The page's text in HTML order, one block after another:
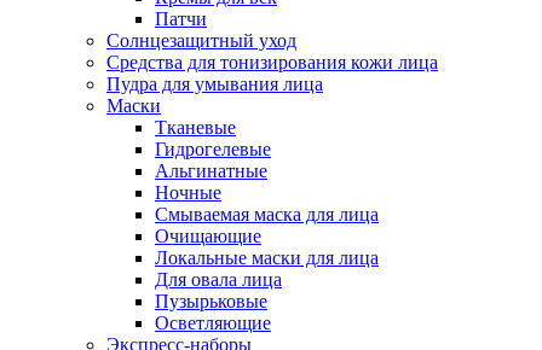
Патчи
Солнцезащитный уход
Средства для тонизирования кожи лица
Пудра для умывания лица
Маски
Тканевые
Гидрогелевые
Альгинатные
Ночные
Смываемая маска для лица
Очищающие
Локальные маски для лица
Для овала лица
Пузырьковые
Осветляющие
Экспресс-наборы